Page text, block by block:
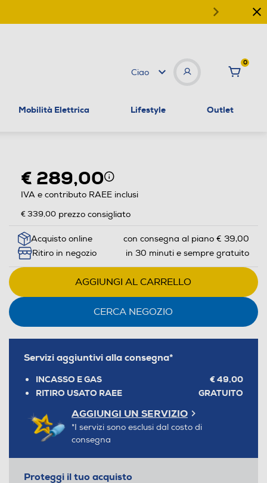
Ciao
0
Mobilità Elettrica Lifestyle Outlet
€ 289,00
IVA e contributo RAEE inclusi
€ 339,00 prezzo consigliato
Acquisto online
con consegna al piano € 39,00
Ritiro in negozio
in 30 minuti e sempre gratuito
AGGIUNGI AL CARRELLO
CERCA NEGOZIO
Servizi aggiuntivi alla consegna*
INCASSO E GAS
€ 49,00
RITIRO USATO RAEE
GRATUITO
AGGIUNGI UN SERVIZIO
*I servizi sono esclusi dal costo di
consegna
Proteggi il tuo acquisto